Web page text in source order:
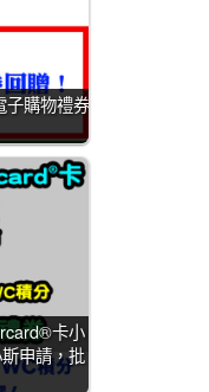
子購物禮券
卡小
申請，批